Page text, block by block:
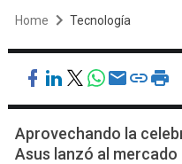
Home Tecnología
Aprovechando la
Asus lanzó al